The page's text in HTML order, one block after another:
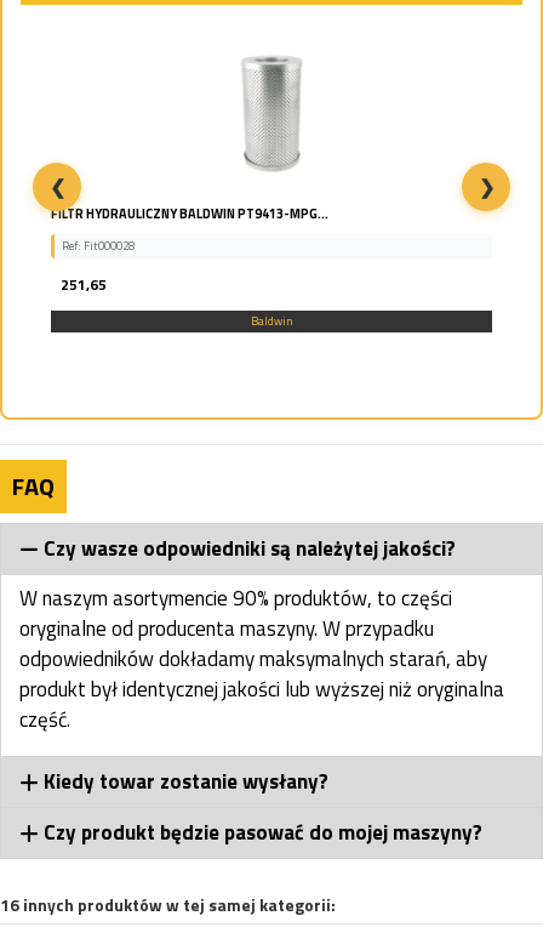
FILTR HYDRAULICZNY BALDWIN PT9413-MPG...
Ref: Fit000028
251,65
Baldwin
❮ ❯
FAQ
Czy wasze odpowiedniki są należytej jakości?
W naszym asortymencie 90% produktów, to części
oryginalne od producenta maszyny. W przypadku
odpowiedników dokładamy maksymalnych starań, aby
produkt był identycznej jakości lub wyższej niż oryginalna
część.
Kiedy towar zostanie wysłany?
Czy produkt będzie pasować do mojej maszyny?
16 innych produktów w tej samej kategorii: